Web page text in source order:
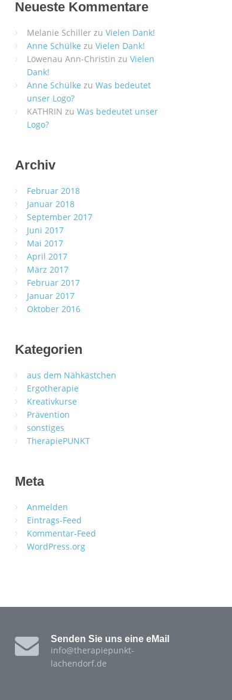
Neueste Kommentare
Melanie Schillerzu Vielen Dank!
Anne Schülke zu Vielen Dank!
Löwenau Ann-Christin zu Vielen
Dank!
Anne Schülke zu Was bedeutet
unser Logo?
KATHRIN zu Was bedeutet unser
Logo?
Archiv
Februar 2018
Januar 2018
September 2017
Juni 2017
Mai 2017
April 2017
März 2017
Februar 2017
Januar 2017
Oktober 2016
Kategorien
aus dem Nähkästchen
Ergotherapie
Kreativkurse
Prävention
sonstiges
TherapiePUNKT
Meta
Anmelden
Eintrags-Feed
Kommentar-Feed
WordPress.org
Senden Sie uns eine eMail
info@therapiepunkt-
lachendorf.de